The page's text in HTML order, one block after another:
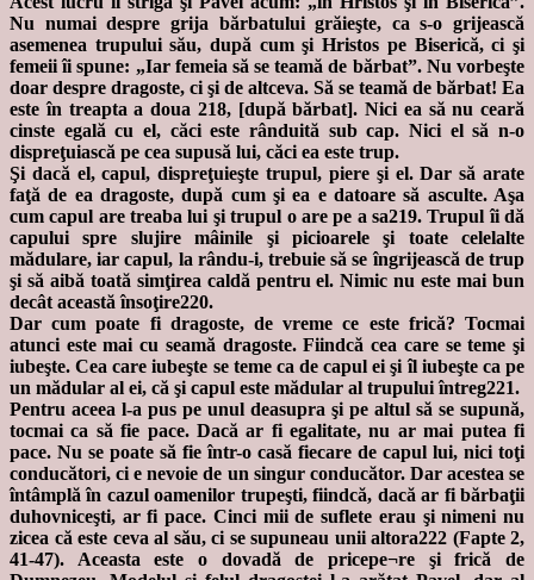
Nu numai despre grija bărbatului grăieşte, ca s-o grijească
asemenea trupului său, după cum şi Hristos pe Biserică, ci şi
femeii îi spune: „Iar femeia să se teamă de bărbat”. Nu vorbeşte
doar despre dragoste, ci şi de altceva. Să se teamă de bărbat! Ea
este în treapta a doua 218, [după bărbat]. Nici ea să nu ceară
cinste egală cu el, căci este rânduită sub cap. Nici el să n-o
dispreţuiască pe cea supusă lui, căci ea este trup.
Şi dacă el, capul, dispreţuieşte trupul, piere şi el. Dar să arate
faţă de ea dragoste, după cum şi ea e datoare să asculte. Aşa
cum capul are treaba lui şi trupul o are pe a sa219. Trupul îi dă
capului spre slujire mâinile şi picioarele şi toate celelalte
mădulare, iar capul, la rându-i, trebuie să se îngrijească de trup
şi să aibă toată simţirea caldă pentru el. Nimic nu este mai bun
decât această însoţire220.
Dar cum poate fi dragoste, de vreme ce este frică? Tocmai
atunci este mai cu seamă dragoste. Fiindcă cea care se teme şi
iubeşte. Cea care iubeşte se teme ca de capul ei şi îl iubeşte ca pe
un mădular al ei, că şi capul este mădular al trupului întreg221.
Pentru aceea l-a pus pe unul deasupra şi pe altul să se supună,
tocmai ca să fie pace. Dacă ar fi egalitate, nu ar mai putea fi
pace. Nu se poate să fie într-o casă fiecare de capul lui, nici toţi
conducători, ci e nevoie de un singur conducător. Dar acestea se
întâmplă în cazul oamenilor trupeşti, fiindcă, dacă ar fi bărbaţii
duhovniceşti, ar fi pace. Cinci mii de suflete erau şi nimeni nu
zicea că este ceva al său, ci se supuneau unii altora222 (Fapte 2,
41-47). Aceasta este o dovadă de pricepe¬re şi frică de